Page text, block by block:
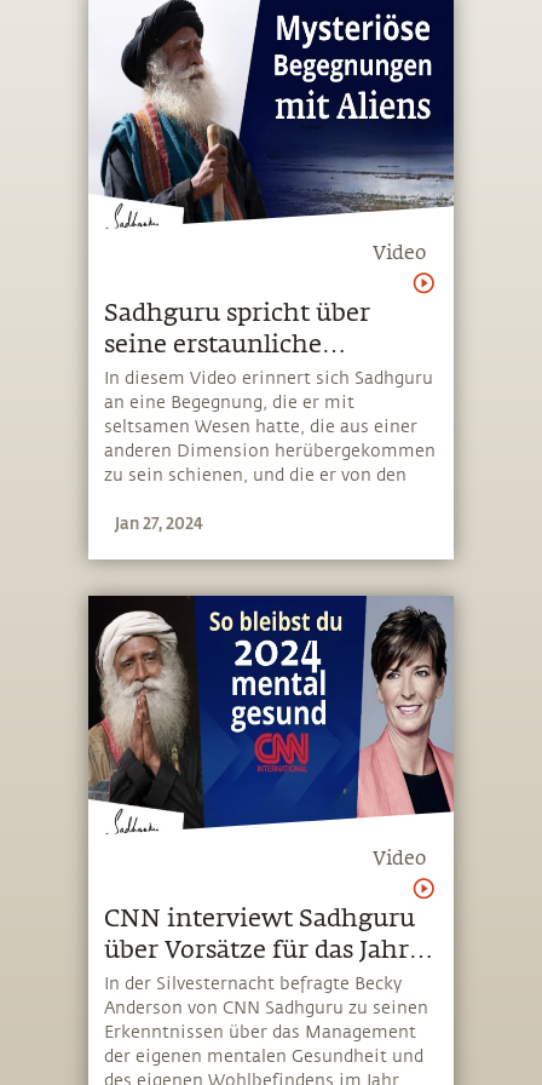
Video
Sadhguru spricht über
seine erstaunliche
Begegnung mit Aliens
In diesem Video erinnert sich Sadhguru
an eine Begegnung, die er mit
seltsamen Wesen hatte, die aus einer
anderen Dimension herübergekommen
zu sein schienen, und die er von den
anderer Bereiche unterscheidet
Jan 27, 2024
Video
CNN interviewt Sadhguru
über Vorsätze für das Jahr
2024
In der Silvesternacht befragte Becky
Anderson von CNN Sadhguru zu seinen
Erkenntnissen über das Management
der eigenen mentalen Gesundheit und
des eigenen Wohlbefindens im Jahr